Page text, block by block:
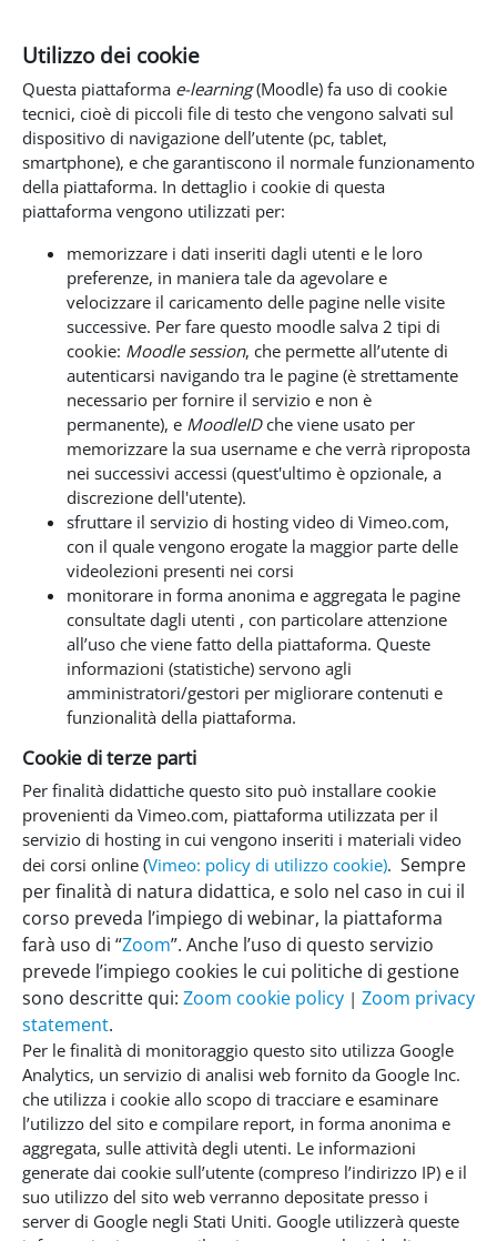
Utilizzo dei cookie
Questa piattaforma e-learning(Moodle) fa uso di cookie
tecnici, cioè di piccoli file di testo che vengono salvati sul
dispositivo di navigazione dell’utente (pc, tablet,
smartphone), e che garantiscono il normale funzionamento
della piattaforma. In dettaglio i cookie di questa
piattaforma vengono utilizzati per:
memorizzare i dati inseriti dagli utenti e le loro
preferenze, in maniera tale da agevolare e
velocizzare il caricamento delle pagine nelle visite
successive. Per fare questo moodle salva 2 tipi di
cookie: Moodle session, che permette all’utente di
autenticarsi navigando tra le pagine (è strettamente
necessario per fornire il servizio e non è
permanente), e MoodleIDche viene usato per
memorizzare la sua username e che verrà riproposta
nei successivi accessi (quest'ultimo è opzionale, a
discrezione dell'utente).
sfruttare il servizio di hosting video di Vimeo.com,
con il quale vengono erogate la maggior parte delle
videolezioni presenti nei corsi
monitorare in forma anonima e aggregata le pagine
consultate dagli utenti , con particolare attenzione
all’uso che viene fatto della piattaforma. Queste
informazioni (statistiche) servono agli
amministratori/gestori per migliorare contenuti e
funzionalità della piattaforma.
Cookie di terze parti
Per finalità didattiche questo sito può installare cookie
provenienti da Vimeo.com, piattaforma utilizzata per il
servizio di hosting in cui vengono inseriti i materiali video
dei corsi online (Vimeo: policy di utilizzo cookie). Sempre
per finalità di natura didattica, e solo nel caso in cui il
corso preveda l’impiego di webinar, la piattaforma
farà uso di “Zoom”. Anche l’uso di questo servizio
prevede l’impiego cookies le cui politiche di gestione
sono descritte qui: Zoom cookie policy | Zoom privacy
statement.
Per le finalità di monitoraggio questo sito utilizza Google
Analytics, un servizio di analisi web fornito da Google Inc.
che utilizza i cookie allo scopo di tracciare e esaminare
l’utilizzo del sito e compilare report, in forma anonima e
aggregata, sulle attività degli utenti. Le informazioni
generate dai cookie sull’utente (compreso l’indirizzo IP) e il
suo utilizzo del sito web verranno depositate presso i
server di Google negli Stati Uniti. Google utilizzerà queste